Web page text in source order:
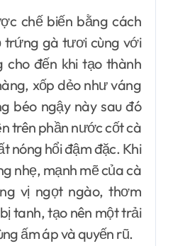
chế biến bằng cách
trứng gà tươi cùng với
đến khi tạo thành
xốp dẻo như váng
béo ngậy này sau đó
trên phần nước cốt cà
nóng hổi đậm đặc. Khi
nhẹ, mạnh mẽ của cà
vị ngọt ngào, thơm
tanh, tạo nên một trải
ấm áp và quyến rũ.